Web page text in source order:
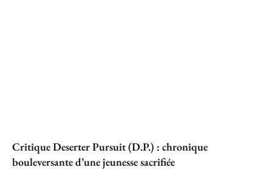
Critique Deserter Pursuit (D.P.) : chronique
bouleversante d’une jeunesse sacrifiée